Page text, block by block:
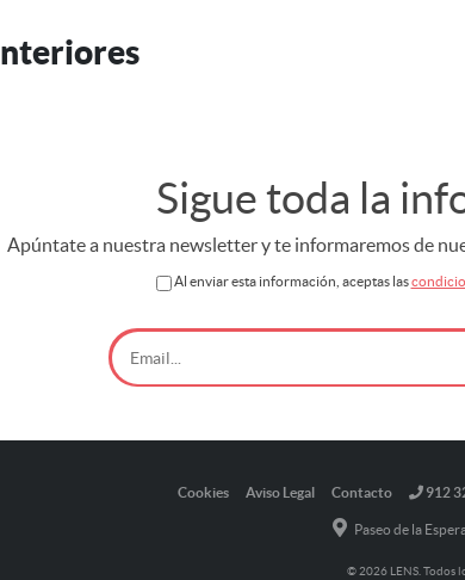
Sigue toda la
Apúntate a nuestra newsletter y te informaremos de
Al enviar esta información, aceptas las
Cookies Aviso Legal Contacto 912
Paseo de la
© 2026 LENS. Todos